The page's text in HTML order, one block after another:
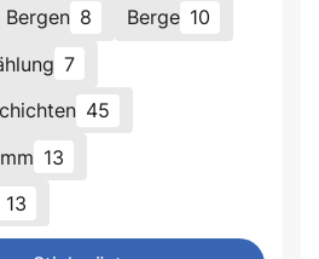
8 Berge 10
7
45
13
13